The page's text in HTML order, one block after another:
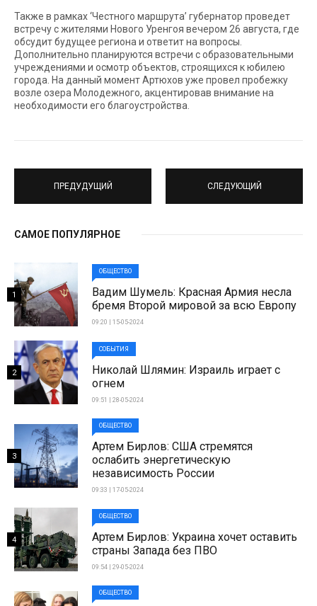
Также в рамках ‘Честного маршрута’ губернатор проведет
встречу с жителями Нового Уренгоя вечером 26 августа, где
обсудит будущее региона и ответит на вопросы.
Дополнительно планируются встречи с образовательными
учреждениями и осмотр объектов, строящихся к юбилею
города. На данный момент Артюхов уже провел пробежку
возле озера Молодежного, акцентировав внимание на
необходимости его благоустройства.
ПРЕДУДУЩИЙ СЛЕДУЮЩИЙ
САМОЕ ПОПУЛЯРНОЕ
ОБЩЕСТВО
Вадим Шумель: Красная Армия несла
бремя Второй мировой за всю Европу
09:20 | 15-05-2024
1
СОБЫТИЯ
Николай Шлямин: Израиль играет с
огнем
09:51 | 28-05-2024
2
ОБЩЕСТВО
Артем Бирлов: США стремятся
ослабить энергетическую
независимость России
09:33 | 17-05-2024
3
ОБЩЕСТВО
Артем Бирлов: Украина хочет оставить
страны Запада без ПВО
09:54 | 29-05-2024
4
ОБЩЕСТВО